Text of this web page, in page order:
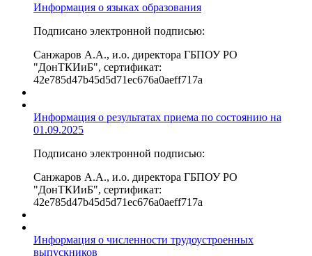
Информация о языках образования
Подписано электронной подписью:
Санжаров А.А., и.о. директора ГБПОУ РО
"ДонТКИиБ", сертификат:
42e785d47b45d5d71ec676a0aeff717a
Информация о результатах приема по состоянию на
01.09.2025
Подписано электронной подписью:
Санжаров А.А., и.о. директора ГБПОУ РО
"ДонТКИиБ", сертификат:
42e785d47b45d5d71ec676a0aeff717a
Информация о численности трудоустроенных
выпускников